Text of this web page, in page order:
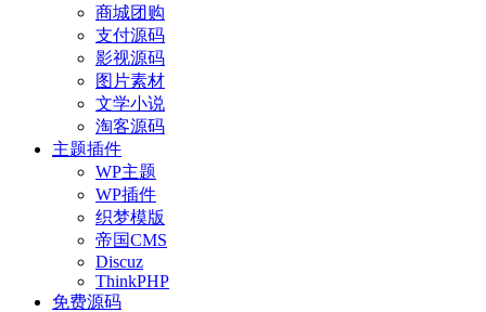
商城团购
支付源码
影视源码
图片素材
文学小说
淘客源码
主题插件
WP主题
WP插件
织梦模版
帝国CMS
Discuz
ThinkPHP
免费源码